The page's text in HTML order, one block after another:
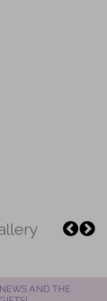
AND THE